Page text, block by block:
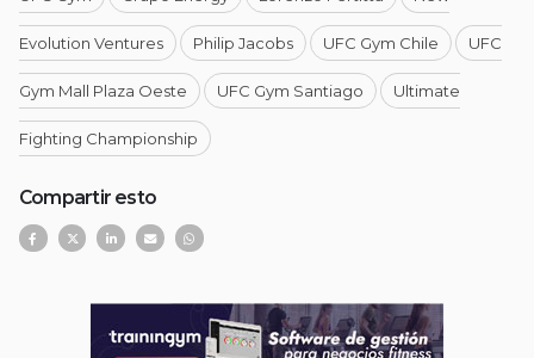
Evolution Ventures Philip Jacobs UFC Gym Chile UFC
Gym Mall Plaza Oeste UFC Gym Santiago Ultimate
Fighting Championship
Compartir esto